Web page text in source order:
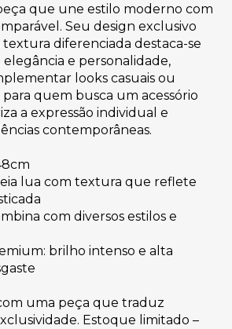
que une estilo moderno com
Seu design exclusivo
diferenciada destaca-se
e personalidade,
looks casuais ou
para quem busca um acessório
a expressão individual e
contemporâneas.
lua com textura que reflete
com diversos estilos e
brilho intenso e alta
uma peça que traduz
Estoque limitado –